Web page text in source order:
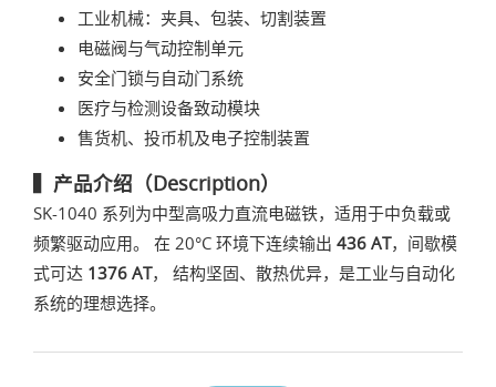
工业机械：夹具、包装、切割装置
电磁阀与气动控制单元
安全门锁与自动门系统
医疗与检测设备致动模块
售货机、投币机及电子控制装置
▍产品介绍（Description）
SK-1040 系列为中型高吸力直流电磁铁，适用于中负载或
频繁驱动应用。 在 20°C 环境下连续输出 436 AT，间歇模
式可达 1376 AT， 结构坚固、散热优异，是工业与自动化
系统的理想选择。